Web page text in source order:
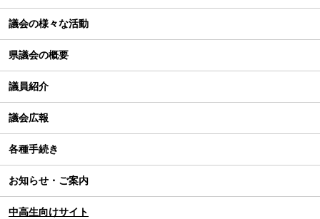
議会の様々な活動
県議会の概要
議員紹介
議会広報
各種手続き
お知らせ・ご案内
中高生向けサイト